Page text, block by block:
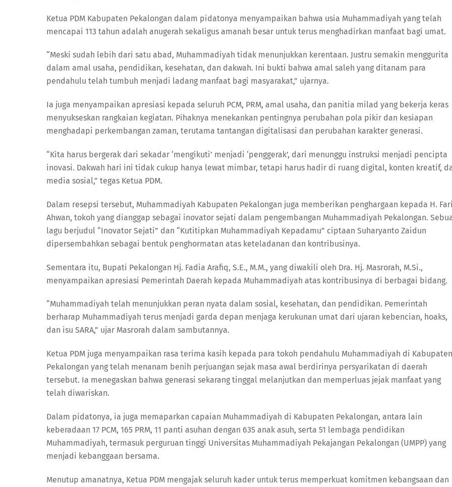
Ketua PDM Kabupaten Pekalongan dalam pidatonya menyampaikan bahwa usia Muhammadiyah yang telah
mencapai 113 tahun adalah anugerah sekaligus amanah besar untuk terus menghadirkan manfaat bagi umat.
“Meski sudah lebih dari satu abad, Muhammadiyah tidak menunjukkan kerentaan. Justru semakin menggurita
dalam amal usaha, pendidikan, kesehatan, dan dakwah. Ini bukti bahwa amal saleh yang ditanam para
pendahulu telah tumbuh menjadi ladang manfaat bagi masyarakat,” ujarnya.
Ia juga menyampaikan apresiasi kepada seluruh PCM, PRM, amal usaha, dan panitia milad yang bekerja keras
menyukseskan rangkaian kegiatan. Pihaknya menekankan pentingnya perubahan pola pikir dan kesiapan
menghadapi perkembangan zaman, terutama tantangan digitalisasi dan perubahan karakter generasi.
“Kita harus bergerak dari sekadar ‘mengikuti’ menjadi ‘penggerak’, dari menunggu instruksi menjadi pencipta
inovasi. Dakwah hari ini tidak cukup hanya lewat mimbar, tetapi harus hadir di ruang digital, konten kreatif,
media sosial,” tegas Ketua PDM.
Dalam resepsi tersebut, Muhammadiyah Kabupaten Pekalongan juga memberikan penghargaan kepada H.
Ahwan, tokoh yang dianggap sebagai inovator sejati dalam pengembangan Muhammadiyah Pekalongan.
lagu berjudul “Inovator Sejati” dan “Kutitipkan Muhammadiyah Kepadamu” ciptaan Suharyanto Zaidun
dipersembahkan sebagai bentuk penghormatan atas keteladanan dan kontribusinya.
Sementara itu, Bupati Pekalongan Hj. Fadia Arafiq, S.E., M.M., yang diwakili oleh Dra. Hj. Masrorah, M.Si.,
menyampaikan apresiasi Pemerintah Daerah kepada Muhammadiyah atas kontribusinya di berbagai bidang.
“Muhammadiyah telah menunjukkan peran nyata dalam sosial, kesehatan, dan pendidikan. Pemerintah
berharap Muhammadiyah terus menjadi garda depan menjaga kerukunan umat dari ujaran kebencian, hoaks,
dan isu SARA,” ujar Masrorah dalam sambutannya.
Ketua PDM juga menyampaikan rasa terima kasih kepada para tokoh pendahulu Muhammadiyah di Kabupaten
Pekalongan yang telah menanam benih perjuangan sejak masa awal berdirinya persyarikatan di daerah
tersebut. Ia menegaskan bahwa generasi sekarang tinggal melanjutkan dan memperluas jejak manfaat yang
telah diwariskan.
Dalam pidatonya, ia juga memaparkan capaian Muhammadiyah di Kabupaten Pekalongan, antara lain
keberadaan 17 PCM, 165 PRM, 11 panti asuhan dengan 635 anak asuh, serta 51 lembaga pendidikan
Muhammadiyah, termasuk perguruan tinggi Universitas Muhammadiyah Pekajangan Pekalongan (UMPP) yang
menjadi kebanggaan bersama.
Menutup amanatnya, Ketua PDM mengajak seluruh kader untuk terus memperkuat komitmen kebangsaan dan